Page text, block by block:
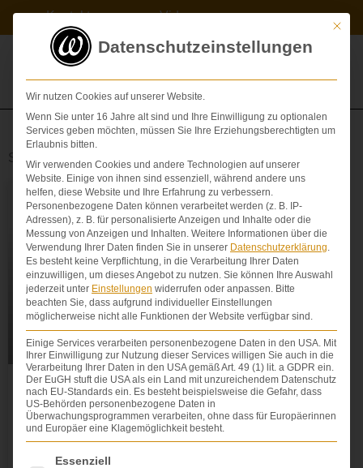
springen
Kontakt Videos
Schlagwort: Abfindungsvergleich
ABFINDUNGSVERGLEICH
Der Verzicht auf Ansprüche Dritter
nach Verkehrsunfall oder
Behandlungsfehler kann eigenes
Geld kosten
Mit
Datenschutzeinstellungen
Wir nutzen Cookies auf unserer Website.
Wenn Sie unter 16 Jahre alt sind und Ihre Einwilligung zu optionalen
Services geben möchten, müssen Sie Ihre Erziehungsberechtigten um
Erlaubnis bitten.
Wir verwenden Cookies und andere Technologien auf unserer
Website. Einige von ihnen sind essenziell, während andere uns
helfen, diese Website und Ihre Erfahrung zu verbessern.
Personenbezogene Daten können verarbeitet werden (z. B. IP-
Adressen), z. B. für personalisierte Anzeigen und Inhalte oder die
Messung von Anzeigen und Inhalten. Weitere Informationen über die
Verwendung Ihrer Daten finden Sie in unserer Datenschutzerklärung.
Es besteht keine Verpflichtung, in die Verarbeitung Ihrer Daten
einzuwilligen, um dieses Angebot zu nutzen. Sie können Ihre Auswahl
jederzeit unter Einstellungen widerrufen oder anpassen. Bitte
beachten Sie, dass aufgrund individueller Einstellungen
möglicherweise nicht alle Funktionen der Website verfügbar sind.
Einige Services verarbeiten personenbezogene Daten in den USA. Mit
Ihrer Einwilligung zur Nutzung dieser Services willigen Sie auch in die
Verarbeitung Ihrer Daten in den USA gemäß Art. 49 (1) lit. a GDPR ein.
Der EuGH stuft die USA als ein Land mit unzureichendem Datenschutz
nach EU-Standards ein. Es besteht beispielsweise die Gefahr, dass
US-Behörden personenbezogene Daten in
Überwachungsprogrammen verarbeiten, ohne dass für Europäerinnen
und Europäer eine Klagemöglichkeit besteht.
Es folgt eine Liste der Service-Gruppen, für die eine
Essenziell